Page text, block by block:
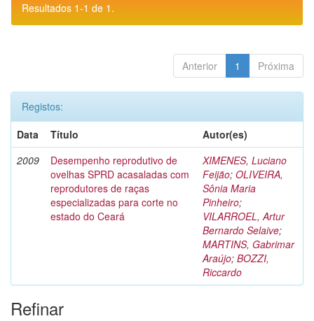
Resultados 1-1 de 1.
Anterior 1 Próxima
Registos:
Data
Título
Autor(es)
2009
Desempenho reprodutivo de
ovelhas SPRD acasaladas com
reprodutores de raças
especializadas para corte no
estado do Ceará
XIMENES, Luciano
Feijão; OLIVEIRA,
Sônia Maria
Pinheiro;
VILARROEL, Artur
Bernardo Selaive;
MARTINS, Gabrimar
Araújo; BOZZI,
Riccardo
Refinar